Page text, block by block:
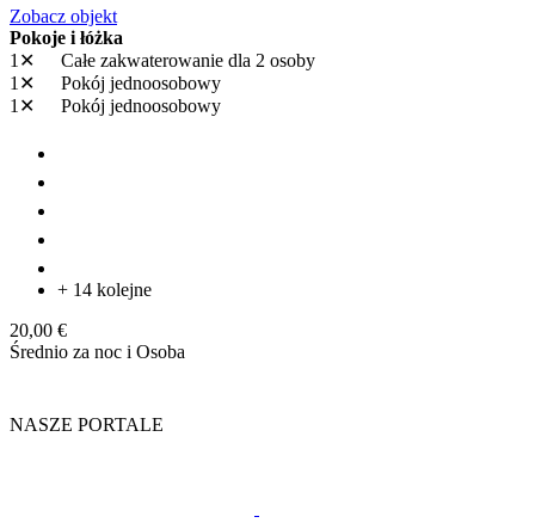
Zobacz objekt
Pokoje i łóżka
1✕
Całe zakwaterowanie dla 2 osoby
1✕
Pokój jednoosobowy
1✕
Pokój jednoosobowy
+ 14 kolejne
20,00 €
Średnio za noc i Osoba
NASZE PORTALE